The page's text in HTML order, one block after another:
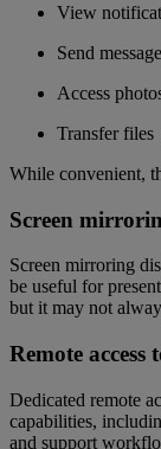
View
Send
Access
Transfer files
While convenient,
Screen
Screen mirroring
be useful for
but it may not
Remote access
Dedicated remote
capabilities,
and support